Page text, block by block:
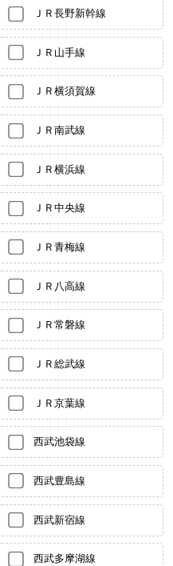
ＪＲ長野新幹線
ＪＲ山手線
ＪＲ横須賀線
ＪＲ南武線
ＪＲ横浜線
ＪＲ中央線
ＪＲ青梅線
ＪＲ八高線
ＪＲ常磐線
ＪＲ総武線
ＪＲ京葉線
西武池袋線
西武豊島線
西武新宿線
西武多摩湖線